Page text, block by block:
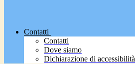
Contatti
Contatti
Dove siamo
Dichiarazione di accessibilità